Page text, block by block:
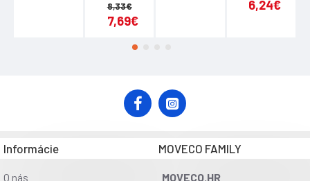
7,69€
8,33€ 6,24€
Informácie
O nás
MOVECO FAMILY
MOVECO.HR